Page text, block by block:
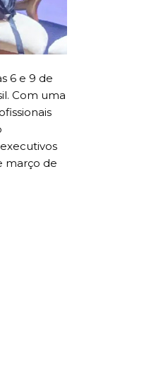
6 e 9 de
Com uma
março de